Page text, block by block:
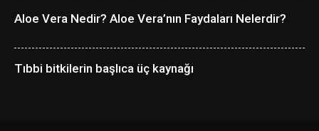
Aloe Vera Nedir? Aloe Vera’nın Faydaları Nelerdir?
Tıbbi bitkilerin başlıca üç kaynağı